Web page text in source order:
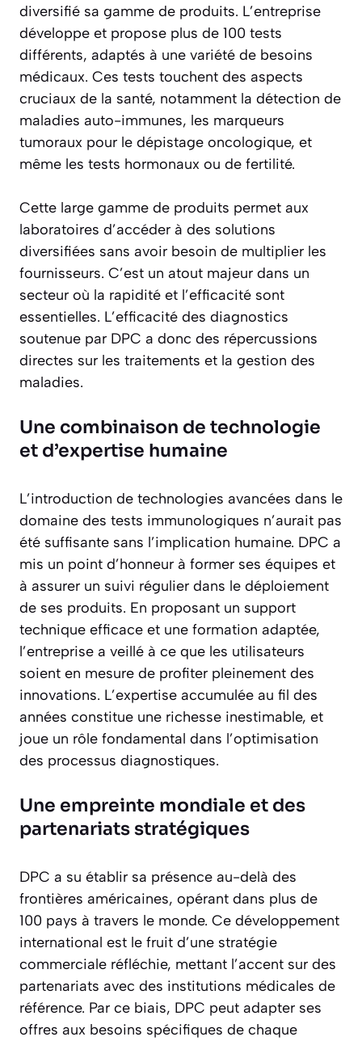
diversifié sa gamme de produits. L’entreprise
développe et propose plus de 100 tests
différents, adaptés à une variété de besoins
médicaux. Ces tests touchent des aspects
cruciaux de la santé, notamment la détection de
maladies auto-immunes, les marqueurs
tumoraux pour le dépistage oncologique, et
même les tests hormonaux ou de fertilité.
Cette large gamme de produits permet aux
laboratoires d’accéder à des solutions
diversifiées sans avoir besoin de multiplier les
fournisseurs. C’est un atout majeur dans un
secteur où la rapidité et l’efficacité sont
essentielles. L’efficacité des diagnostics
soutenue par DPC a donc des répercussions
directes sur les traitements et la gestion des
maladies.
Une combinaison de technologie
et d’expertise humaine
L’introduction de technologies avancées dans le
domaine des tests immunologiques n’aurait pas
été suffisante sans l’implication humaine. DPC a
mis un point d’honneur à former ses équipes et
à assurer un suivi régulier dans le déploiement
de ses produits. En proposant un support
technique efficace et une formation adaptée,
l’entreprise a veillé à ce que les utilisateurs
soient en mesure de profiter pleinement des
innovations. L’expertise accumulée au fil des
années constitue une richesse inestimable, et
joue un rôle fondamental dans l’optimisation
des processus diagnostiques.
Une empreinte mondiale et des
partenariats stratégiques
DPC a su établir sa présence au-delà des
frontières américaines, opérant dans plus de
100 pays à travers le monde. Ce développement
international est le fruit d’une stratégie
commerciale réfléchie, mettant l’accent sur des
partenariats avec des institutions médicales de
référence. Par ce biais, DPC peut adapter ses
offres aux besoins spécifiques de chaque